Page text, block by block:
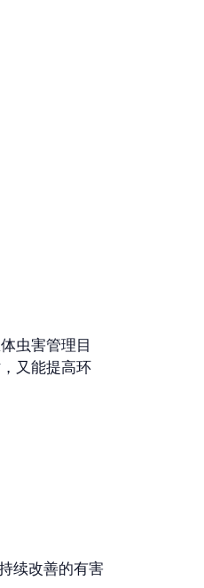
虫害管理目
又能提高环
续改善的有害